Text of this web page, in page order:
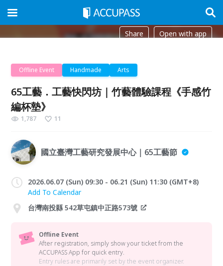
Share Open with app
Offline Event Handmade Arts
65工藝．工藝快閃坊｜竹藝體驗課程《手感竹
編杯墊》
1,787 11
國立臺灣工藝研究發展中心｜65工藝節
2026.06.07 (Sun) 09:30 - 06.21 (Sun) 11:30 (GMT+8)
Add To Calendar
台灣南投縣 542草屯鎮中正路573號
Offline Event
After registration, simply show your ticket from the
ACCUPASS App for quick entry.
Entry rules are primarily set by the event organizer.